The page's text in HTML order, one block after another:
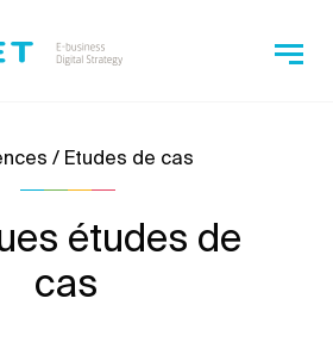
/ Etudes de cas
études de
cas